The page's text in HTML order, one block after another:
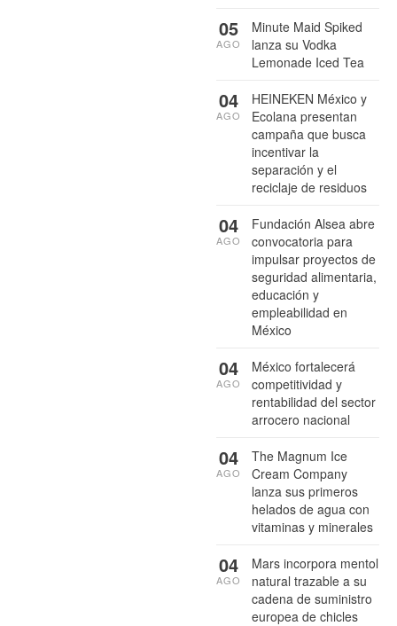
Minute Maid Spiked
lanza su Vodka
Lemonade Iced Tea
05
AGO
HEINEKEN México y
Ecolana presentan
campaña que busca
incentivar la
separación y el
reciclaje de residuos
04
AGO
Fundación Alsea abre
convocatoria para
impulsar proyectos de
seguridad alimentaria,
educación y
empleabilidad en
México
04
AGO
México fortalecerá
competitividad y
rentabilidad del sector
arrocero nacional
04
AGO
The Magnum Ice
Cream Company
lanza sus primeros
helados de agua con
vitaminas y minerales
04
AGO
Mars incorpora mentol
natural trazable a su
cadena de suministro
europea de chicles
04
AGO